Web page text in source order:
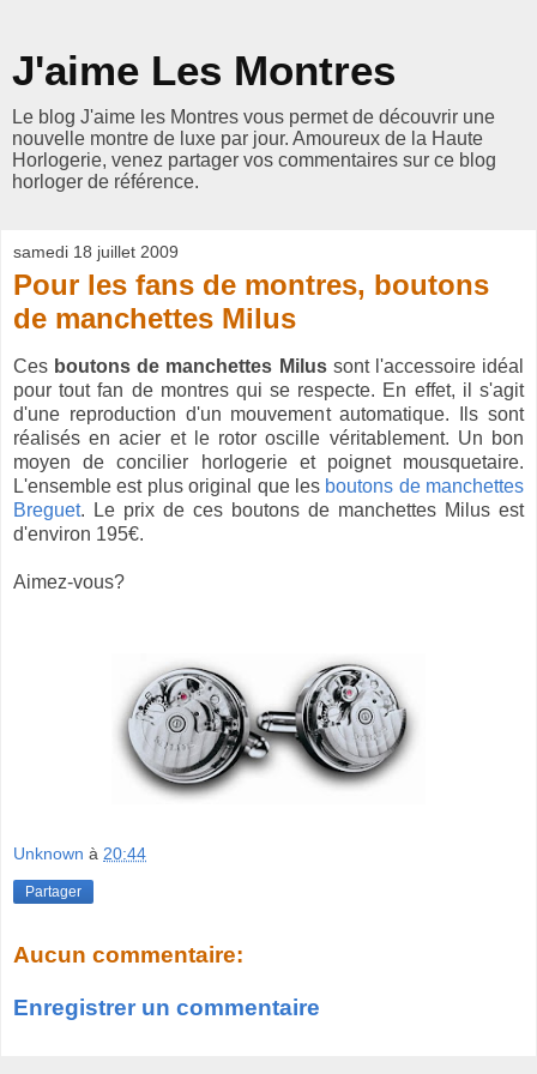
J'aime Les Montres
Le blog J'aime les Montres vous permet de découvrir une
nouvelle montre de luxe par jour. Amoureux de la Haute
Horlogerie, venez partager vos commentaires sur ce blog
horloger de référence.
samedi 18 juillet 2009
Pour les fans de montres, boutons
de manchettes Milus
Ces boutons de manchettes Milussont l'accessoire idéal
pour tout fan de montres qui se respecte. En effet, il s'agit
d'une reproduction d'un mouvement automatique. Ils sont
réalisés en acier et le rotor oscille véritablement. Un bon
moyen de concilier horlogerie et poignet mousquetaire.
L'ensemble est plus original que les boutons de manchettes
Breguet. Le prix de ces boutons de manchettes Milus est
d'environ 195€.
Aimez-vous?
Unknown à 20:44
Partager
Aucun commentaire:
Enregistrer un commentaire